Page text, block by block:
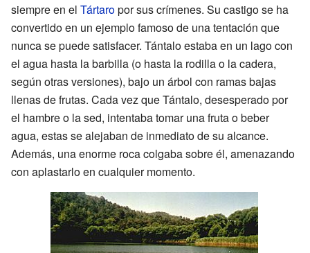
siempre en el Tártaropor sus crímenes. Su castigo se ha
convertido en un ejemplo famoso de una tentación que
nunca se puede satisfacer. Tántalo estaba en un lago con
el agua hasta la barbilla (o hasta la rodilla o la cadera,
según otras versiones), bajo un árbol con ramas bajas
llenas de frutas. Cada vez que Tántalo, desesperado por
el hambre o la sed, intentaba tomar una fruta o beber
agua, estas se alejaban de inmediato de su alcance.
Además, una enorme roca colgaba sobre él, amenazando
con aplastarlo en cualquier momento.